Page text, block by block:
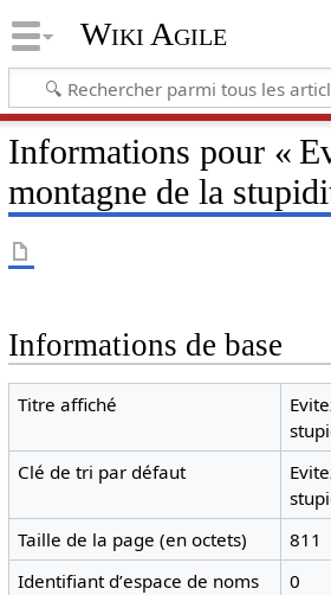
Wiki Agile
Informations pour «
montagne de la
Informations de base
Titre affiché
Clé de tri par défaut
Taille de la page (en octets)
811
Identifiant dʼespace de noms
0